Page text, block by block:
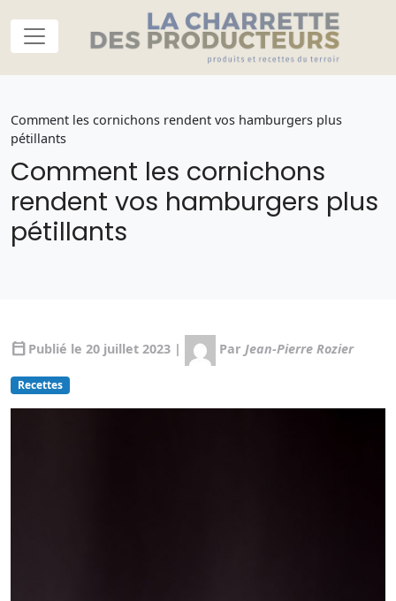
Comment les cornichons rendent vos hamburgers plus
pétillants
Comment les cornichons
rendent vos hamburgers plus
pétillants
calendar_today Publié le 20 juillet 2023 | Par Jean-Pierre Rozier
Recettes